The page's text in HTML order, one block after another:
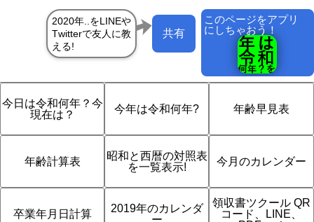
このページをアプリ
にしちゃおう！
共有
今日は令和何年？今
現在は？
今年は令和何年? 年齢早見表
年齢計算表
昭和と西暦の対照表
を一覧表示!
今月のカレンダー
卒業年月日計算
2019年のカレンダ
ー
領収書ツクール QR
コード、LINE、